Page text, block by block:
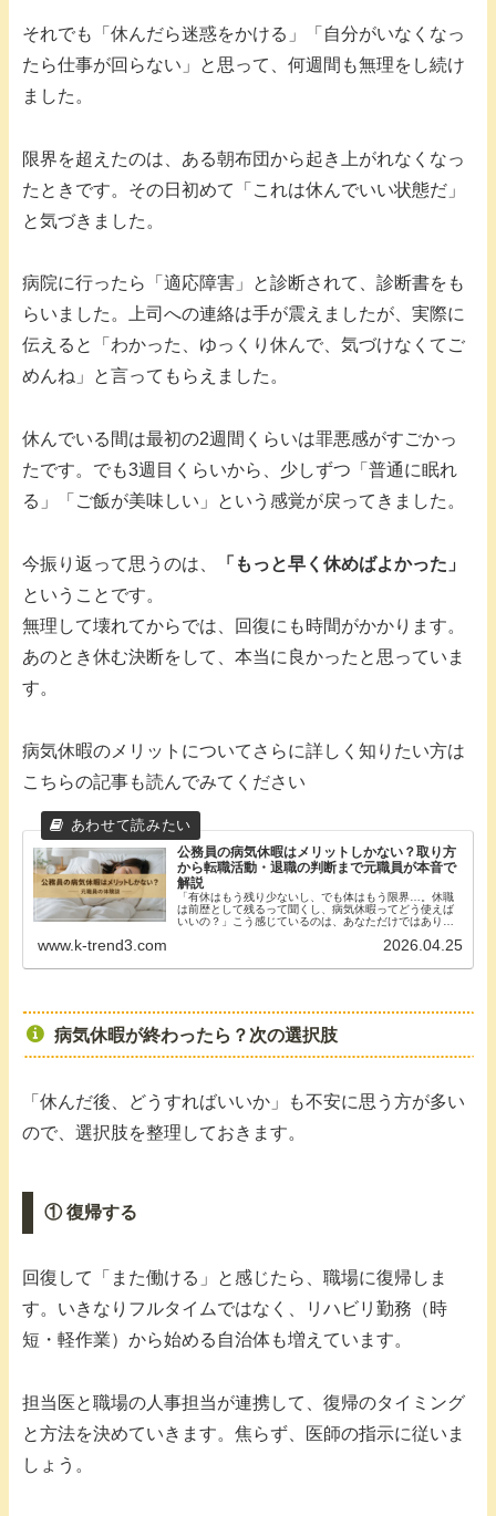
それでも「休んだら迷惑をかける」「自分がいなくなっ
たら仕事が回らない」と思って、何週間も無理をし続け
ました。
限界を超えたのは、ある朝布団から起き上がれなくなっ
たときです。その日初めて「これは休んでいい状態だ」
と気づきました。
病院に行ったら「適応障害」と診断されて、診断書をも
らいました。上司への連絡は手が震えましたが、実際に
伝えると「わかった、ゆっくり休んで、気づけなくてご
めんね」と言ってもらえました。
休んでいる間は最初の2週間くらいは罪悪感がすごかっ
たです。でも3週目くらいから、少しずつ「普通に眠れ
る」「ご飯が美味しい」という感覚が戻ってきました。
今振り返って思うのは、
「もっと早く休めばよかった」
ということです。
無理して壊れてからでは、回復にも時間がかかります。
あのとき休む決断をして、本当に良かったと思っていま
す。
病気休暇のメリットについてさらに詳しく知りたい方は
こちらの記事も読んでみてください
公務員の病気休暇はメリットしかない？取り方
から転職活動・退職の判断まで元職員が本音で
解説
「有休はもう残り少ないし、でも体はもう限界…。休職
は前歴として残るって聞くし、病気休暇ってどう使えば
いいの？」こう感じているのは、あなただけではありま
www.k-trend3.com 2026.04.25
病気休暇が終わったら？次の選択肢
「休んだ後、どうすればいいか」も不安に思う方が多い
ので、選択肢を整理しておきます。
① 復帰する
回復して「また働ける」と感じたら、職場に復帰しま
す。いきなりフルタイムではなく、リハビリ勤務（時
短・軽作業）から始める自治体も増えています。
担当医と職場の人事担当が連携して、復帰のタイミング
と方法を決めていきます。焦らず、医師の指示に従いま
しょう。